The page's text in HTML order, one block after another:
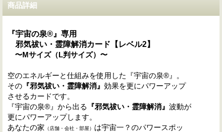
商品詳細
『宇宙の泉® 』 専用
邪気祓い・霊障解消カード【レベル2】
〜Mサイズ（L判サイズ）〜
空のエネルギーと仕組みを使用した『宇宙の泉®』。
その 『邪気祓い・霊障解消 』 効果を更にパワーアップ
させるカードです。
『宇宙の泉®』から出る
『邪気祓い・霊障解消 』 波動が
更にパワーアップします。
あなたの家 （店舗・会社・部屋） は宇宙一？のパワースポッ